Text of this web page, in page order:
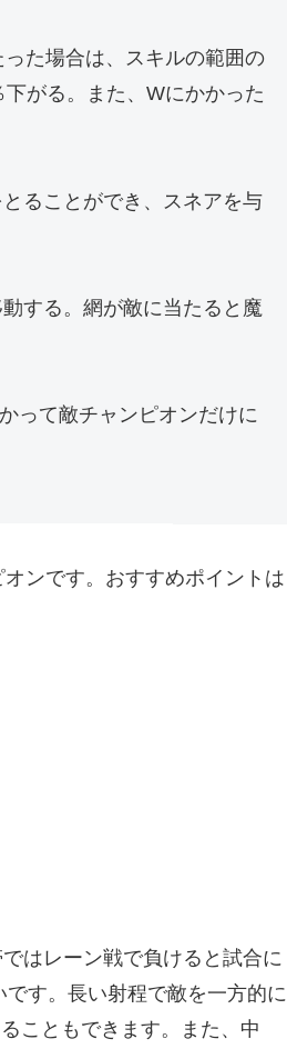
た場合は、スキルの範囲の
がる。また、Wにかかった
ることができ、スネアを与
する。網が敵に当たると魔
って敵チャンピオンだけに
ンです。おすすめポイントは
はレーン戦で負けると試合に
す。長い射程で敵を一方的に
こともできます。また、中